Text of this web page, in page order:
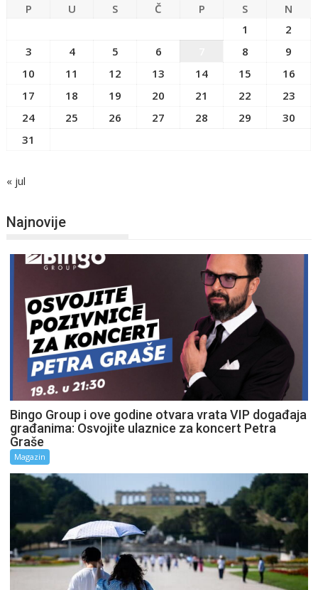
P U S Č P S
N
1
2
3
4 5 6 8
9
10
11 12 13 14 15
16
17
18 19 20 21 22
23
24
25 26 27 28 29
30
31
« jul
Najnovije
Bingo Group i ove godine otvara vrata VIP događaja
građanima: Osvojite ulaznice za koncert Petra
Graše
Magazin